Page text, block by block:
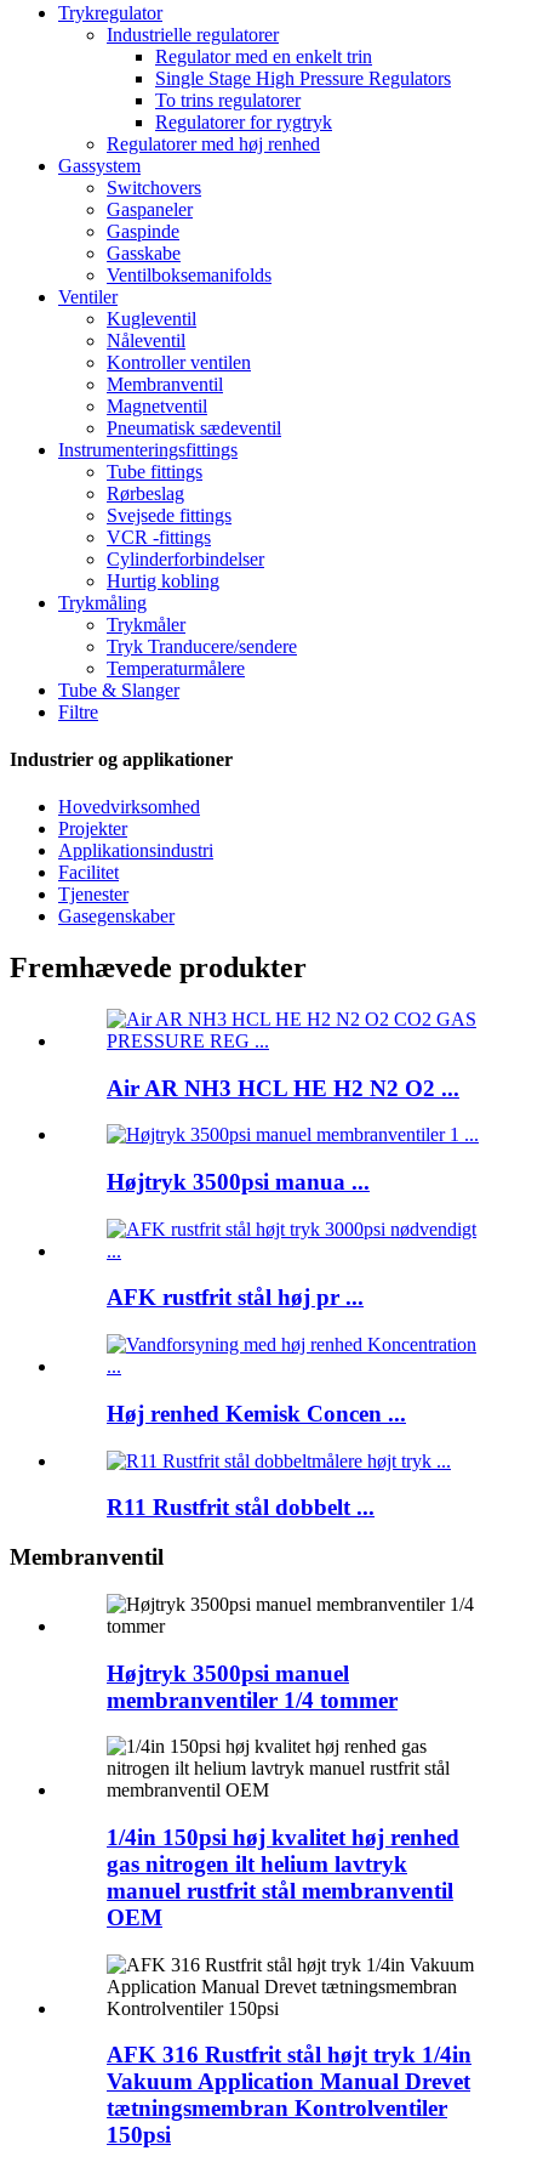
Trykregulator
Industrielle regulatorer
Regulator med en enkelt trin
Single Stage High Pressure Regulators
To trins regulatorer
Regulatorer for rygtryk
Regulatorer med høj renhed
Gassystem
Switchovers
Gaspaneler
Gaspinde
Gasskabe
Ventilboksemanifolds
Ventiler
Kugleventil
Nåleventil
Kontroller ventilen
Membranventil
Magnetventil
Pneumatisk sædeventil
Instrumenteringsfittings
Tube fittings
Rørbeslag
Svejsede fittings
VCR -fittings
Cylinderforbindelser
Hurtig kobling
Trykmåling
Trykmåler
Tryk Tranducere/sendere
Temperaturmålere
Tube & Slanger
Filtre
Industrier og applikationer
Hovedvirksomhed
Projekter
Applikationsindustri
Facilitet
Tjenester
Gasegenskaber
Fremhævede produkter
Air AR NH3 HCL HE H2 N2 O2 ...
Højtryk 3500psi manua ...
AFK rustfrit stål høj pr ...
Høj renhed Kemisk Concen ...
R11 Rustfrit stål dobbelt ...
Membranventil
Højtryk 3500psi manuel
membranventiler 1/4 tommer
1/4in 150psi høj kvalitet høj renhed
gas nitrogen ilt helium lavtryk
manuel rustfrit stål membranventil
OEM
AFK 316 Rustfrit stål højt tryk 1/4in
Vakuum Application Manual Drevet
tætningsmembran Kontrolventiler
150psi